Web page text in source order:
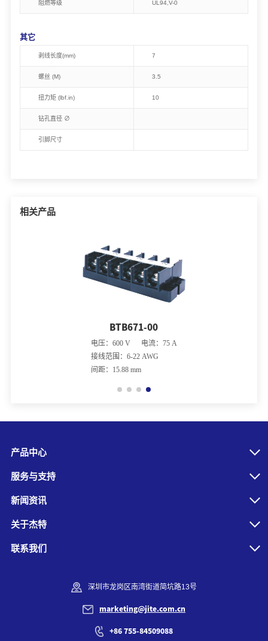
相关产品
BTB671-00
电压：600 V 电流：75 A
接线范围：6-22 AWG
间距：15.88 mm
阻燃等级 UL94,V-0
其它
剥线长度(mm) 7
螺丝 (M) 3.5
扭力矩 (lbf.in) 10
钻孔直径 ∅
引脚尺寸
产品中心
服务与支持
新闻资讯
关于杰特
联系我们
深圳市龙岗区南湾街道简坑路13号
marketing@jite.com.cn
+86 755-84509088